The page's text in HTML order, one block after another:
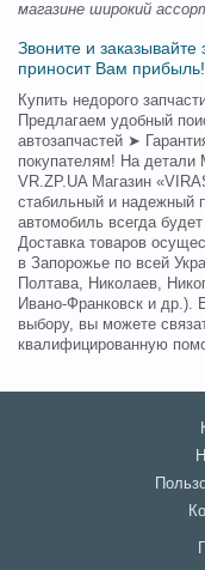
магазине широкий
Звоните и
приносит Вам прибыль!
Купить недорого
Предлагаем удобный
автозапчастей ➤
покупателям! На детали
VR.ZP.UA Магазин
стабильный и надежный
автомобиль всегда
Доставка товаров
в Запорожье по всей
Полтава, Николаев,
Ивано-Франковск и др.).
выбору, вы можете
квалифицированную